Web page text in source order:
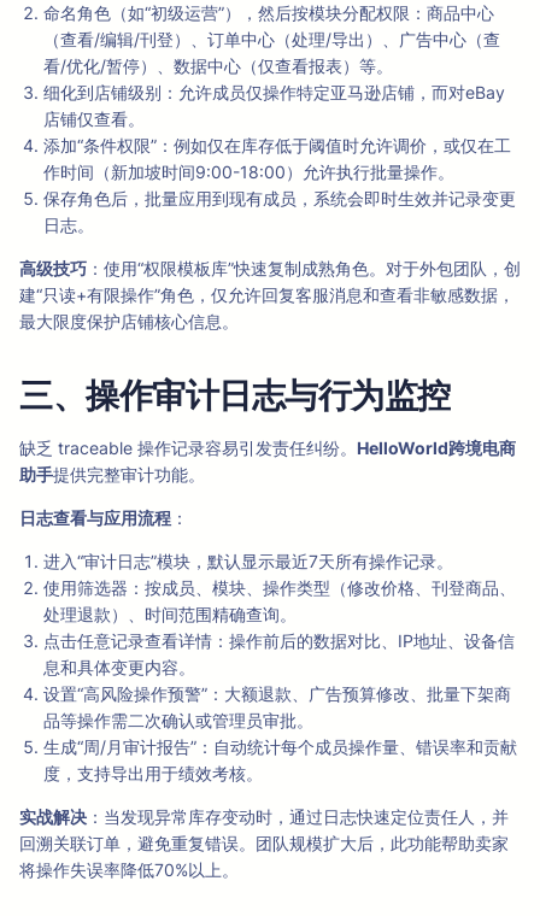
命名角色（如“初级运营”），然后按模块分配权限：商品中心
（查看/编辑/刊登）、订单中心（处理/导出）、广告中心（查
看/优化/暂停）、数据中心（仅查看报表）等。
细化到店铺级别：允许成员仅操作特定亚马逊店铺，而对eBay
店铺仅查看。
添加“条件权限”：例如仅在库存低于阈值时允许调价，或仅在工
作时间（新加坡时间9:00-18:00）允许执行批量操作。
保存角色后，批量应用到现有成员，系统会即时生效并记录变更
日志。
高级技巧 ：使用“权限模板库”快速复制成熟角色。对于外包团队，创
建“只读+有限操作”角色，仅允许回复客服消息和查看非敏感数据，
最大限度保护店铺核心信息。
三、操作审计日志与行为监控
缺乏 traceable 操作记录容易引发责任纠纷。 HelloWorld跨境电商
助手提供完整审计功能。
日志查看与应用流程 ：
进入“审计日志”模块，默认显示最近7天所有操作记录。
使用筛选器：按成员、模块、操作类型（修改价格、刊登商品、
处理退款）、时间范围精确查询。
点击任意记录查看详情：操作前后的数据对比、IP地址、设备信
息和具体变更内容。
设置“高风险操作预警”：大额退款、广告预算修改、批量下架商
品等操作需二次确认或管理员审批。
生成“周/月审计报告”：自动统计每个成员操作量、错误率和贡献
度，支持导出用于绩效考核。
实战解决 ：当发现异常库存变动时，通过日志快速定位责任人，并
回溯关联订单，避免重复错误。团队规模扩大后，此功能帮助卖家
将操作失误率降低70%以上。